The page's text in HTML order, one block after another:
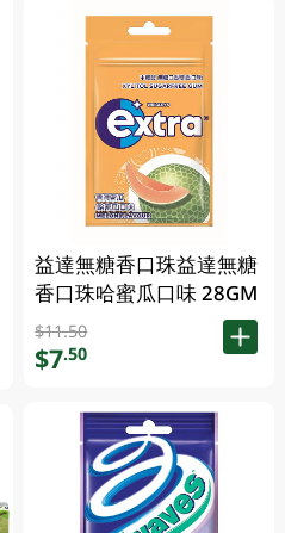
益達無糖香口珠益達無糖
香口珠哈蜜瓜口味 28GM
$11.50
$7.50